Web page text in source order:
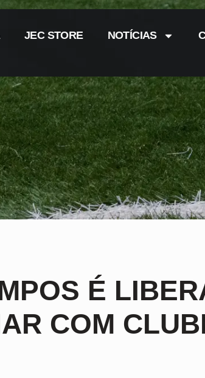
JEC STORE NOTÍCIAS
É
COM